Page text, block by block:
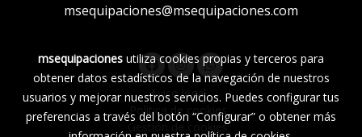
msequipaciones@msequipaciones.com
Aviso legal
Política de cookies
Gestión de cookies
msequipaciones utiliza cookies propias y terceros para
obtener datos estadísticos de la navegación de nuestros
usuarios y mejorar nuestros servicios. Puedes configurar tus
preferencias a través del botón “Configurar” o obtener más